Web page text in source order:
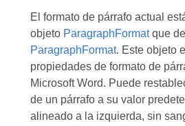
El formato de párrafo actual
objeto ParagraphFormatque
ParagraphFormat. Este objeto
propiedades de formato de
Microsoft Word. Puede
de un párrafo a su valor
alineado a la izquierda, sin